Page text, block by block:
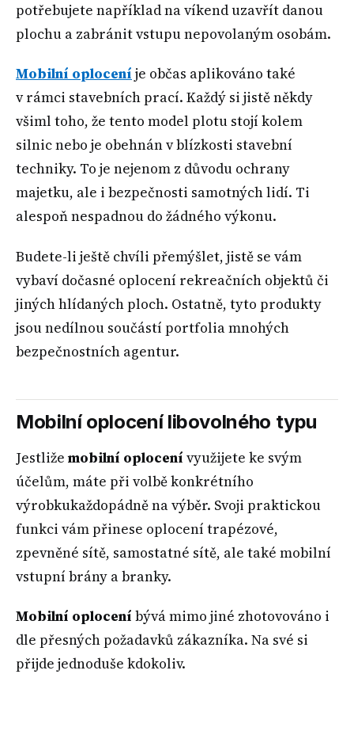
potřebujete například na víkend uzavřít danou
plochu a zabránit vstupu nepovolaným osobám.
Mobilní oplocení je občas aplikováno také
v rámci stavebních prací. Každý si jistě někdy
všiml toho, že tento model plotu stojí kolem
silnic nebo je obehnán v blízkosti stavební
techniky. To je nejenom z důvodu ochrany
majetku, ale i bezpečnosti samotných lidí. Ti
alespoň nespadnou do žádného výkonu.
Budete-li ještě chvíli přemýšlet, jistě se vám
vybaví dočasné oplocení rekreačních objektů či
jiných hlídaných ploch. Ostatně, tyto produkty
jsou nedílnou součástí portfolia mnohých
bezpečnostních agentur.
Mobilní oplocení libovolného typu
Jestliže mobilní oplocení využijete ke svým
účelům, máte při volbě konkrétního
výrobkukaždopádně na výběr. Svoji praktickou
funkci vám přinese oplocení trapézové,
zpevněné sítě, samostatné sítě, ale také mobilní
vstupní brány a branky.
Mobilní oplocení bývá mimo jiné zhotovováno i
dle přesných požadavků zákazníka. Na své si
přijde jednoduše kdokoliv.